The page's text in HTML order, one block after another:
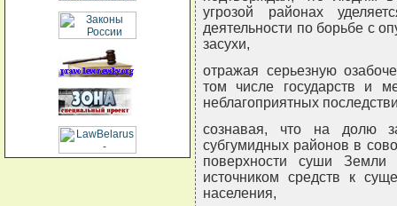
угрозой районах
деятельности по борьбе с
засухи,
отражая серьезную
том числе государств и
неблагоприятных
сознавая, что на долю
субгумидных районов в
поверхности суши
источником средств к
населения,